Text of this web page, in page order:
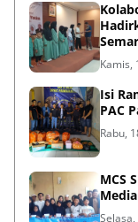
Kamis,
Isi
PAC
Rabu,
MCS